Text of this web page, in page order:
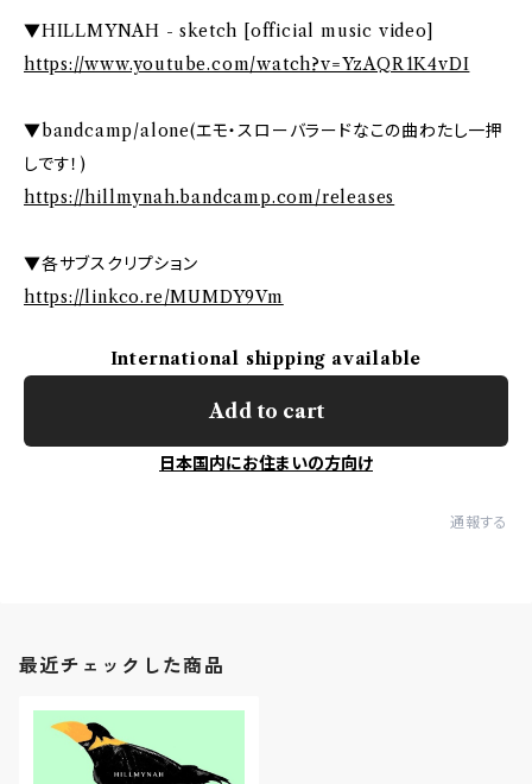
▼HILLMYNAH - sketch [official music video]
https://www.youtube.com/watch?v=YzAQR1K4vDI
▼bandcamp/alone(エモ・スローバラードなこの曲わたし一押
しです！)
https://hillmynah.bandcamp.com/releases
▼各サブスクリプション
https://linkco.re/MUMDY9Vm
International shipping available
Add to cart
日本国内にお住まいの方向け
通報する
最近チェックした商品